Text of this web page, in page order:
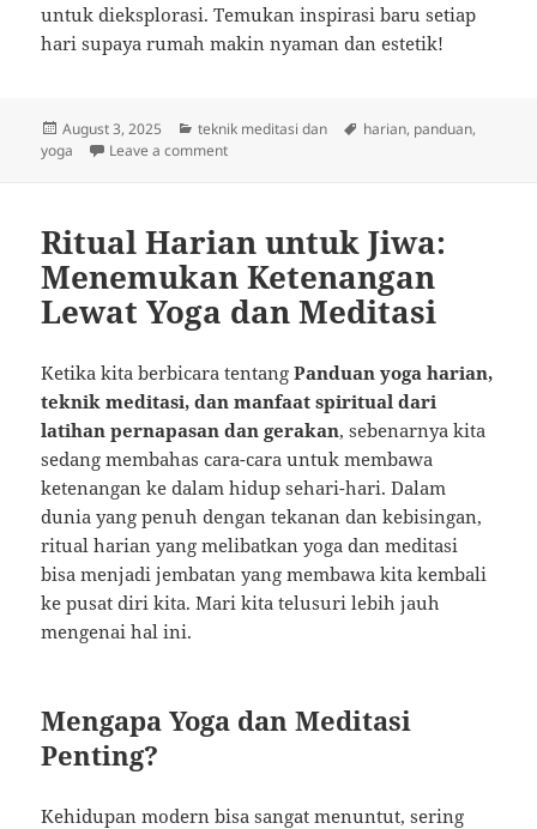
untuk dieksplorasi. Temukan inspirasi baru setiap
hari supaya rumah makin nyaman dan estetik!
Posted
on
August 3, 2025 Categories
teknik meditasi dan Tags
harian, panduan,
yoga
Leave a commenton Temukan Ketentraman: Yoga Harian dan
Ritual Harian untuk Jiwa:
Menemukan Ketenangan
Lewat Yoga dan Meditasi
Ketika kita berbicara tentangPanduan yoga harian,
teknik meditasi, dan manfaat spiritual dari
latihan pernapasan dan gerakan, sebenarnya kita
sedang membahas cara-cara untuk membawa
ketenangan ke dalam hidup sehari-hari. Dalam
dunia yang penuh dengan tekanan dan kebisingan,
ritual harian yang melibatkan yoga dan meditasi
bisa menjadi jembatan yang membawa kita kembali
ke pusat diri kita. Mari kita telusuri lebih jauh
mengenai hal ini.
Mengapa Yoga dan Meditasi
Penting?
Kehidupan modern bisa sangat menuntut, sering